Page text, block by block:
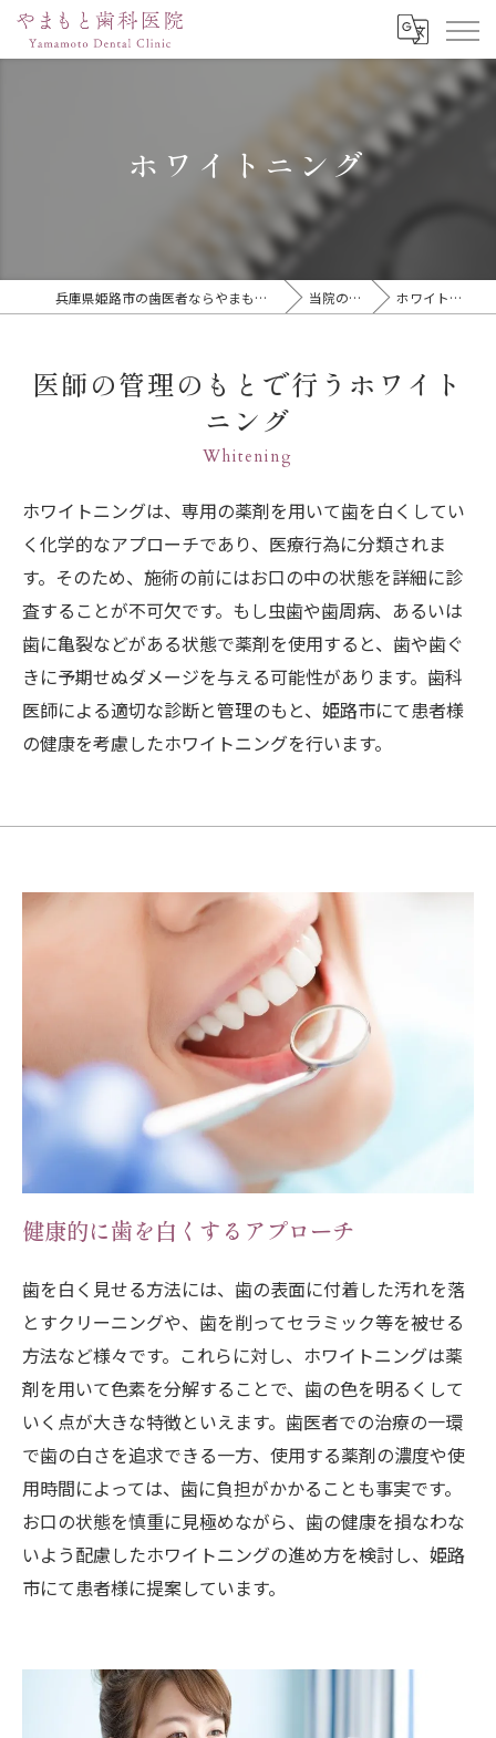
ホワイトニング
兵庫県姫路市の歯医者ならやまもと歯科医院 当院の特徴 ホワイトニング
医師の管理のもとで行うホワイト
ニング
Whitening
ホワイトニングは、専用の薬剤を用いて歯を白くしてい
く化学的なアプローチであり、医療行為に分類されま
す。そのため、施術の前にはお口の中の状態を詳細に診
査することが不可欠です。もし虫歯や歯周病、あるいは
歯に亀裂などがある状態で薬剤を使用すると、歯や歯ぐ
きに予期せぬダメージを与える可能性があります。歯科
医師による適切な診断と管理のもと、姫路市にて患者様
の健康を考慮したホワイトニングを行います。
健康的に歯を白くするアプローチ
歯を白く見せる方法には、歯の表面に付着した汚れを落
とすクリーニングや、歯を削ってセラミック等を被せる
方法など様々です。これらに対し、ホワイトニングは薬
剤を用いて色素を分解することで、歯の色を明るくして
いく点が大きな特徴といえます。歯医者での治療の一環
で歯の白さを追求できる一方、使用する薬剤の濃度や使
用時間によっては、歯に負担がかかることも事実です。
お口の状態を慎重に見極めながら、歯の健康を損なわな
いよう配慮したホワイトニングの進め方を検討し、姫路
市にて患者様に提案しています。